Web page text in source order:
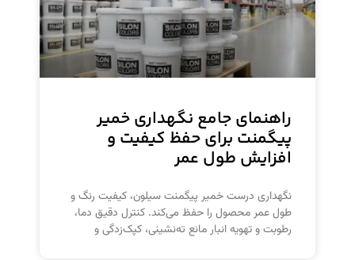
راهنمای جامع نگهداری خمیر
پیگمنت‌ برای حفظ کیفیت و
افزایش طول عمر
نگهداری درست خمیر پیگمنت سیلون، کیفیت رنگ و
طول عمر محصول را حفظ می‌کند. کنترل دقیق دما،
رطوبت و تهویه انبار مانع ته‌نشینی، کپک‌زدگی و